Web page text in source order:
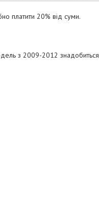
платити 20% від суми.
з 2009-2012 знадобиться